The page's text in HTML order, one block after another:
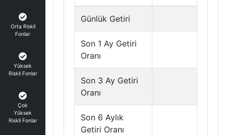
Orta Riskli
Fonlar
Yüksek
Riskli Fonlar
Çok
Yüksek
Riskli Fonlar
Günlük Getiri
Son 1 Ay Getiri
Oranı
Son 3 Ay Getiri
Oranı
Son 6 Aylık
Getiri Oranı